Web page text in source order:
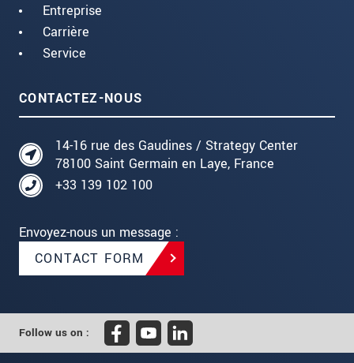
Entreprise
Carrière
Service
CONTACTEZ-NOUS
14-16 rue des Gaudines / Strategy Center
78100 Saint Germain en Laye, France
+33 139 102 100
Envoyez-nous un message :
CONTACT FORM
Follow us on :